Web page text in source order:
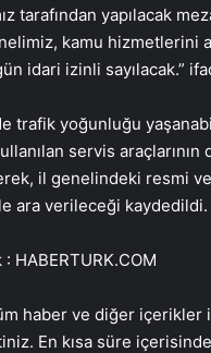
tarafından yapılacak
kamu hizmetlerini
idari izinli sayılacak.”
trafik yoğunluğu
servis
il genelindeki resmi
ara verileceği kaydedildi.
HABERTURK.COM
haber ve diğer
En kısa süre